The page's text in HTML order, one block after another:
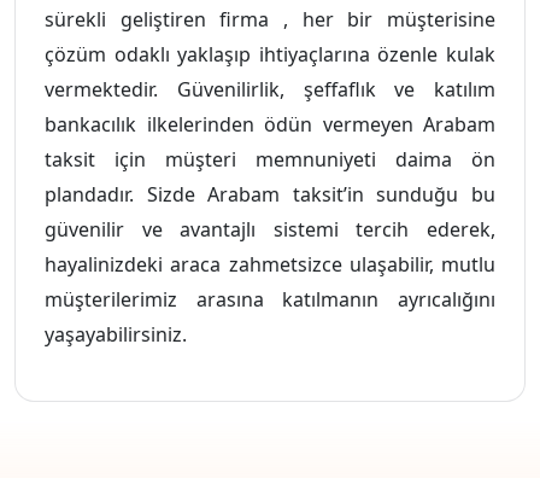
sürekli geliştiren firma , her bir müşterisine
çözüm odaklı yaklaşıp ihtiyaçlarına özenle kulak
vermektedir. Güvenilirlik, şeffaflık ve katılım
bankacılık ilkelerinden ödün vermeyen Arabam
taksit için müşteri memnuniyeti daima ön
plandadır. Sizde Arabam taksit’in sunduğu bu
güvenilir ve avantajlı sistemi tercih ederek,
hayalinizdeki araca zahmetsizce ulaşabilir, mutlu
müşterilerimiz arasına katılmanın ayrıcalığını
yaşayabilirsiniz.